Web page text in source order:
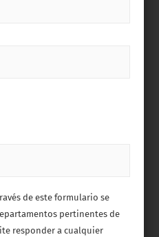
de este formulario se
pertinentes de
responder a cualquier